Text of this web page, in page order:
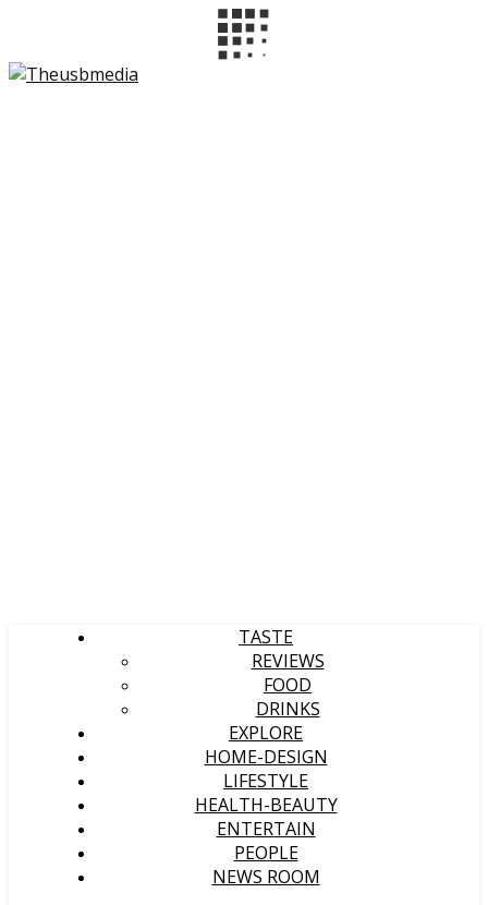
TASTE
REVIEWS
FOOD
DRINKS
EXPLORE
HOME-DESIGN
LIFESTYLE
HEALTH-BEAUTY
ENTERTAIN
PEOPLE
NEWS ROOM